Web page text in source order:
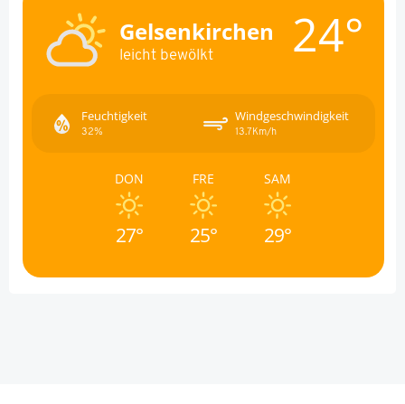
Gelsenkirchen
leicht bewölkt 24°
Feuchtigkeit
32%
Windgeschwindigkeit
13.7Km/h
DON
27°
FRE
25°
SAM
29°